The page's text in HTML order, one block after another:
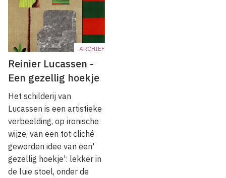
ARCHIEF
Reinier Lucassen -
Een gezellig hoekje
Het schilderij van
Lucassen is een artistieke
verbeelding, op ironische
wijze, van een tot cliché
geworden idee van een'
gezellig hoekje': lekker in
de luie stoel, onder de